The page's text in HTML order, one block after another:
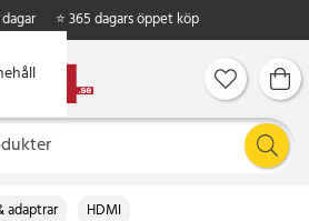
⭐ 365 dagars öppet köp
adaptrar HDMI